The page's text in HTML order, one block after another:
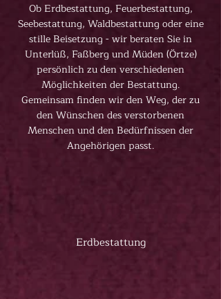
Ob Erdbestattung, Feuerbestattung,
Seebestattung, Waldbestattung oder eine
stille Beisetzung - wir beraten Sie in
Unterlüß, Faßberg und Müden (Örtze)
persönlich zu den verschiedenen
Möglichkeiten der Bestattung.
Gemeinsam finden wir den Weg, der zu
den Wünschen des verstorbenen
Menschen und den Bedürfnissen der
Angehörigen passt.
Erdbestattung